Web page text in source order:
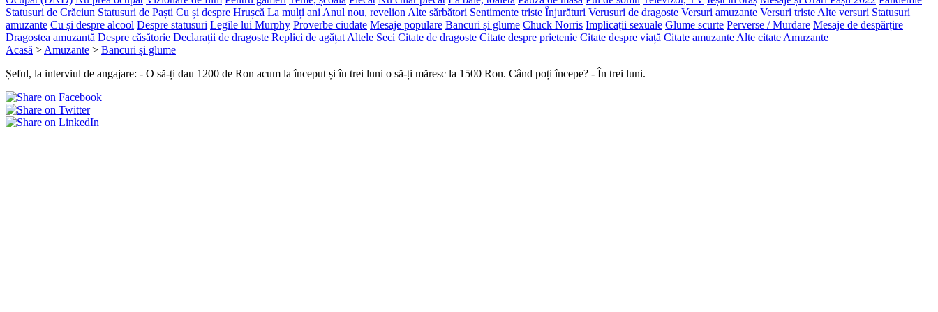
Statusuri de Crăciun Statusuri de Paști Cu și despre Hrușcă La mulți ani Anul nou, revelion Alte sărbători Sentimente triste Înjurături Verusuri de dragoste Versuri amuzante Versuri triste Alte versuri Statusuri
amuzante Cu și despre alcool Despre statusuri Legile lui Murphy Proverbe ciudate Mesaje populare Bancuri și glume Chuck Norris Implicații sexuale Glume scurte Perverse / Murdare Mesaje de despărțire
Dragostea amuzantă Despre căsătorie Declarații de dragoste Replici de agățat Altele Seci Citate de dragoste Citate despre prietenie Citate despre viață Citate amuzante Alte citate Amuzante
Acasă > Amuzante > Bancuri și glume
Șeful, la interviul de angajare: - O să-ți dau 1200 de Ron acum la început și în trei luni o să-ți măresc la 1500 Ron. Când poți începe? - În trei luni.